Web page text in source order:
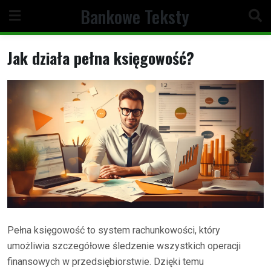
content
Bankowe Teksty
Jak działa pełna księgowość?
Pełna księgowość to system rachunkowości, który
umożliwia szczegółowe śledzenie wszystkich operacji
finansowych w przedsiębiorstwie. Dzięki temu